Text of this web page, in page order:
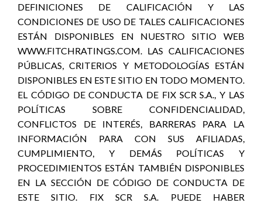
DEFINICIONES DE CALIFICACIÓN Y LAS
CONDICIONES DE USO DE TALES CALIFICACIONES
ESTÁN DISPONIBLES EN NUESTRO SITIO WEB
WWW.FITCHRATINGS.COM. LAS CALIFICACIONES
PÚBLICAS, CRITERIOS Y METODOLOGÍAS ESTÁN
DISPONIBLES EN ESTE SITIO EN TODO MOMENTO.
EL CÓDIGO DE CONDUCTA DE FIX SCR S.A., Y LAS
POLÍTICAS SOBRE CONFIDENCIALIDAD,
CONFLICTOS DE INTERÉS, BARRERAS PARA LA
INFORMACIÓN PARA CON SUS AFILIADAS,
CUMPLIMIENTO, Y DEMÁS POLÍTICAS Y
PROCEDIMIENTOS ESTÁN TAMBIÉN DISPONIBLES
EN LA SECCIÓN DE CÓDIGO DE CONDUCTA DE
ESTE SITIO. FIX SCR S.A. PUEDE HABER